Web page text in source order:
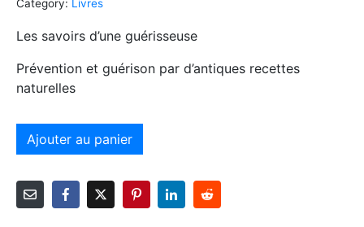
Category: Livres
Les savoirs d’une guérisseuse
Prévention et guérison par d’antiques recettes
naturelles
Ajouter au panier